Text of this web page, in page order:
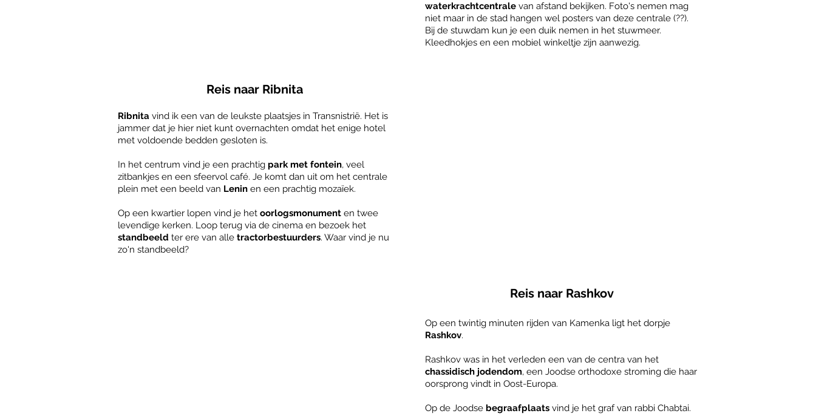
waterkrachtcentrale van afstand bekijken. Foto's nemen mag
niet maar in de stad hangen wel posters van deze centrale (??).
Bij de stuwdam kun je een duik nemen in het stuwmeer.
Kleedhokjes en een mobiel winkeltje zijn aanwezig.
Reis naar Ribnita
Ribnita vind ik een van de leukste plaatsjes in Transnistrië. Het is
jammer dat je hier niet kunt overnachten omdat het enige hotel
met voldoende bedden gesloten is.
In het centrum vind je een prachtig park met fontein, veel
zitbankjes en een sfeervol café. Je komt dan uit om het centrale
plein met een beeld van Lenin en een prachtig mozaïek.
Op een kwartier lopen vind je het oorlogsmonument en twee
levendige kerken. Loop terug via de cinema en bezoek het
standbeeld ter ere van alle tractorbestuurders. Waar vind je nu
zo'n standbeeld?
Reis naar Rashkov
Op een twintig minuten rijden van Kamenka ligt het dorpje
Rashkov.
Rashkov was in het verleden een van de centra van het
chassidisch jodendom, een Joodse orthodoxe stroming die haar
oorsprong vindt in Oost-Europa.
Op de Joodse begraafplaats vind je het graf van rabbi Chabtai.